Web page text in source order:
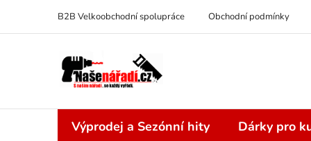
obsah
B2B Velkoobchodní spolupráce Obchodní podmínky
Výprodej a Sezónní hity Dárky pro